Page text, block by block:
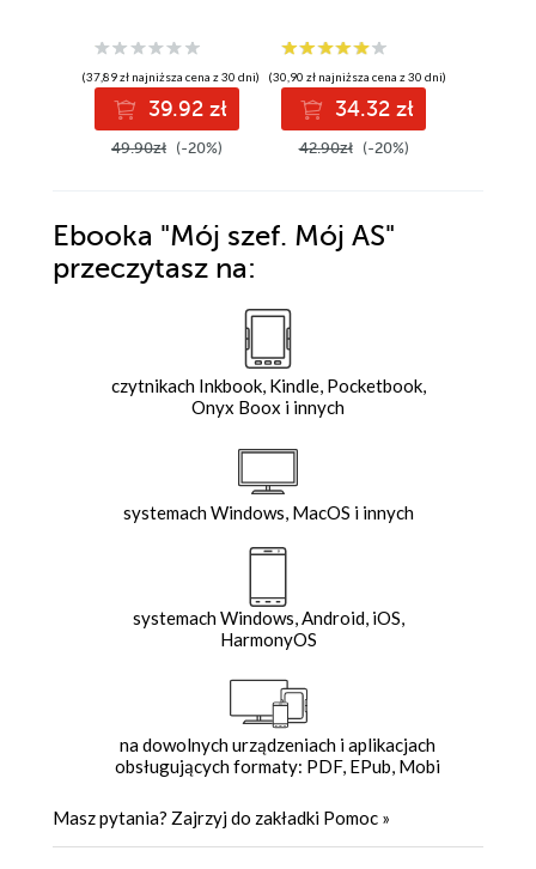
(37,89 zł najniższa cena z 30 dni)
39.92 zł
49.90zł (-20%)
(30,90 zł najniższa cena z 30 dni)
34.32 zł
42.90zł (-20%)
Ebooka "Mój szef. Mój AS"
przeczytasz na:
czytnikach Inkbook, Kindle, Pocketbook,
Onyx Boox i innych
systemach Windows, MacOS i innych
systemach Windows, Android, iOS,
HarmonyOS
na dowolnych urządzeniach i aplikacjach
obsługujących formaty: PDF, EPub, Mobi
Masz pytania? Zajrzyj do zakładki Pomoc »